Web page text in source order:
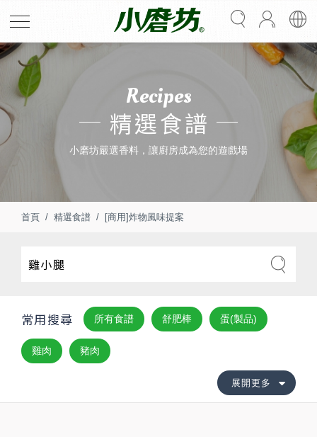
Recipes
精選食譜
小磨坊嚴選香料，讓廚房成為您的遊戲場
首頁 精選食譜 [商用]炸物風味提案
常用搜尋 所有食譜 舒肥棒 蛋(製品)
雞肉 豬肉
展開更多